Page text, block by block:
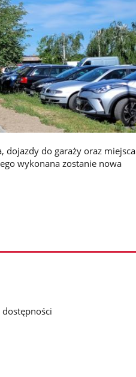
dojazdy do garaży oraz miejsca
wykonana zostanie nowa
dostępności